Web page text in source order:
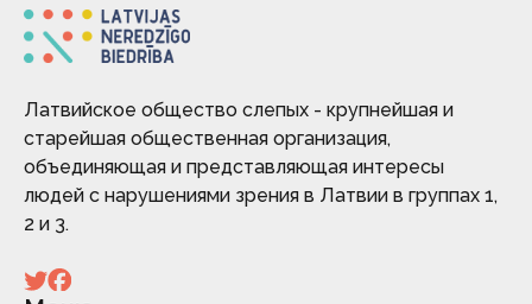
Латвийское общество слепых - крупнейшая и
старейшая общественная организация,
объединяющая и представляющая интересы
людей с нарушениями зрения в Латвии в группах 1,
2 и 3.